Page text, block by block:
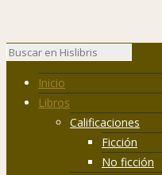
Inicio
Libros
Calificaciones
Ficción
No ficción